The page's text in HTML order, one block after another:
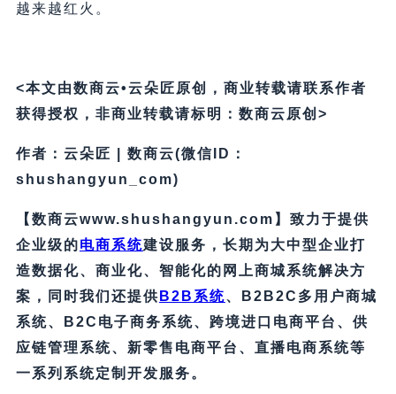
越来越红火。
<本文由数商云•云朵匠原创，商业转载请联系作者
获得授权，非商业转载请标明：数商云原创>
作者：云朵匠 | 数商云(微信ID：
shushangyun_com)
【数商云www.shushangyun.com】致力于提供
企业级的电商系统建设服务，长期为大中型企业打
造数据化、商业化、智能化的网上商城系统解决方
案，同时我们还提供 B2B系统、B2B2C多用户商城
系统、B2C电子商务系统、跨境进口电商平台、供
应链管理系统、新零售电商平台、直播电商系统等
一系列系统定制开发服务。